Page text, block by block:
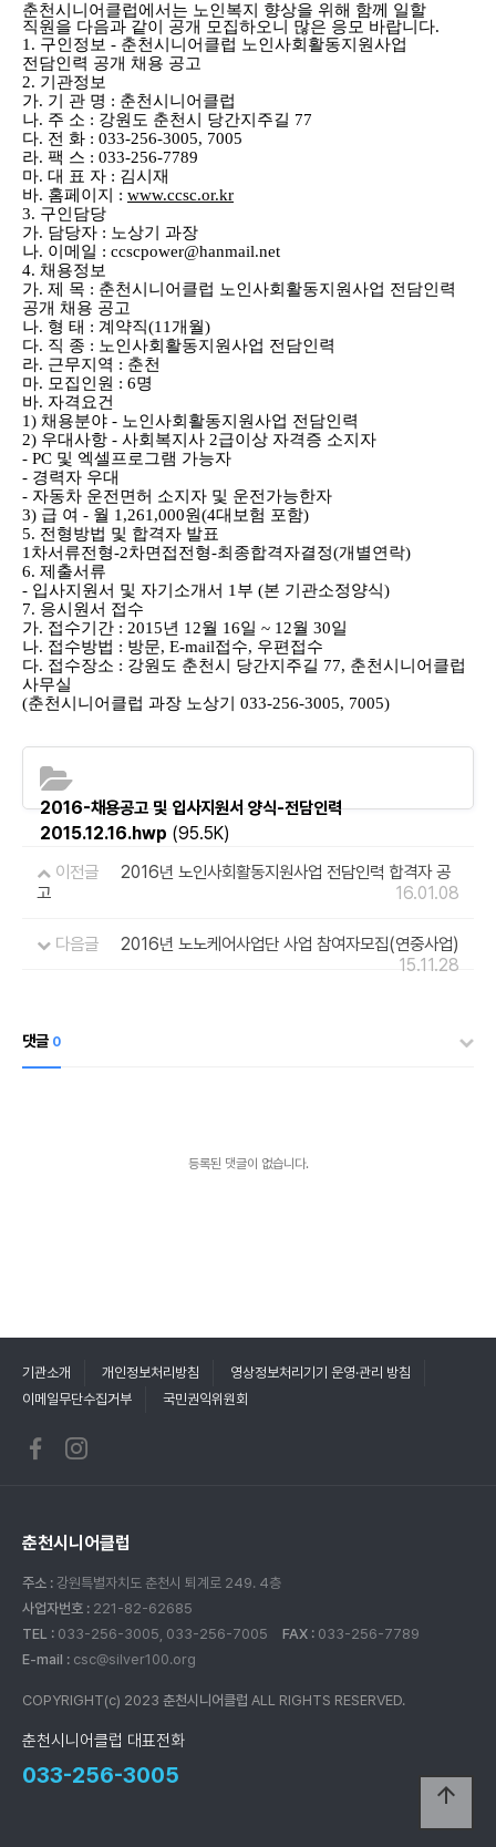
춘천시니어클럽에서는 노인복지 향상을 위해 함께 일할
직원을 다음과 같이 공개 모집하오니
많은 응모 바랍니다.
1. 구인정보 - 춘천시니어클럽 노인사회활동지원사업
전담인력 공개 채용 공고
2. 기관정보
가. 기 관 명 : 춘천시니어클럽
나. 주 소 : 강원도 춘천시 당간지주길 77
다. 전 화 : 033-256-3005, 7005
라. 팩 스 : 033-256-7789
마. 대 표 자 : 김시재
바. 홈페이지 : www.ccsc.or.kr
3. 구인담당
가. 담당자 : 노상기 과장
나. 이메일 : ccscpower@hanmail.net
4. 채용정보
가. 제 목 : 춘천시니어클럽 노인사회활동지원사업 전담인력
공개 채용 공고
나. 형 태 : 계약직(11개월)
다. 직 종 : 노인사회활동지원사업 전담인력
라. 근무지역 : 춘천
마. 모집인원 : 6명
바. 자격요건
1) 채용분야 - 노인사회활동지원사업 전담인력
2) 우대사항 - 사회복지사 2급이상 자격증 소지자
- PC 및 엑셀프로그램 가능자
- 경력자 우대
- 자동차 운전면허 소지자 및 운전가능한자
3) 급 여 - 월 1,261,000원(4대보험 포함)
5. 전형방법 및 합격자 발표
1차서류전형-2차면접전형-최종합격자결정(개별연락)
6. 제출서류
- 입사지원서 및 자기소개서 1부 (본 기관소정양식)
7. 응시원서 접수
가. 접수기간 : 2015년 12월 16일 ~ 12월 30일
나. 접수방법 : 방문, E-mail접수, 우편접수
다. 접수장소 : 강원도 춘천시 당간지주길 77, 춘천시니어클럽
사무실
(춘천시니어클럽 과장 노상기 033-256-3005, 7005)
2016-채용공고 및 입사지원서 양식-전담인력
2015.12.16.hwp (95.5K)
이전글
2016년 노인사회활동지원사업 전담인력 합격자 공
고
16.01.08
다음글
2016년 노노케어사업단 사업 참여자모집(연중사업)
15.11.28
댓글 0
등록된 댓글이 없습니다.
기관소개 개인정보처리방침
영상정보처리기기 운영·관리 방침
이메일무단수집거부
국민권익위원회
춘천시니어클럽
주소 : 강원특별자치도 춘천시 퇴계로 249. 4층
사업자번호 : 221-82-62685
TEL : 033-256-3005, 033-256-7005 FAX : 033-256-7789
E-mail : csc@silver100.org
COPYRIGHT(c) 2023 춘천시니어클럽 ALL RIGHTS RESERVED.
춘천시니어클럽 대표전화
033-256-3005
arrow_upward